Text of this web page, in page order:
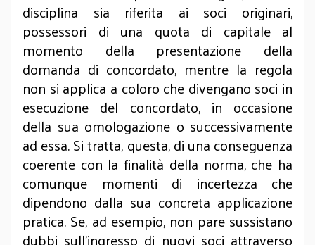
disciplina sia riferita ai soci originari,
possessori di una quota di capitale al
momento della presentazione della
domanda di concordato, mentre la regola
non si applica a coloro che divengano soci in
esecuzione del concordato, in occasione
della sua omologazione o successivamente
ad essa. Si tratta, questa, di una conseguenza
coerente con la finalità della norma, che ha
comunque momenti di incertezza che
dipendono dalla sua concreta applicazione
pratica. Se, ad esempio, non pare sussistano